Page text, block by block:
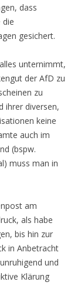
dass
die
gesichert.
unternimmt,
der AfD zu
zu
ihrer diversen,
keine
auch im
(bspw.
muss man in
am
als habe
bis hin zur
in Anbetracht
und
Klärung